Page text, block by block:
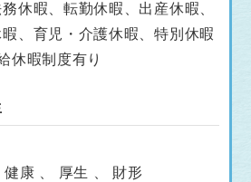
休暇、転勤休暇、出産休暇、
、育児・介護休暇、特別休暇
休暇制度有り
健康 、 厚生 、 財形